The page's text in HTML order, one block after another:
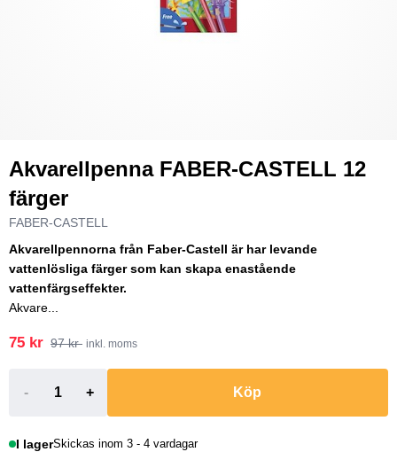
Akvarellpenna FABER-CASTELL 12
färger
FABER-CASTELL
Akvarellpennorna från Faber-Castell är har levande
vattenlösliga färger som kan skapa enastående
vattenfärgseffekter.
Akvare...
75 kr 97 kr inkl. moms
- + Köp
I lagerSkickas inom 3 - 4 vardagar